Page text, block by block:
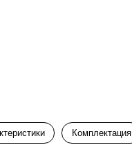
Комплектация